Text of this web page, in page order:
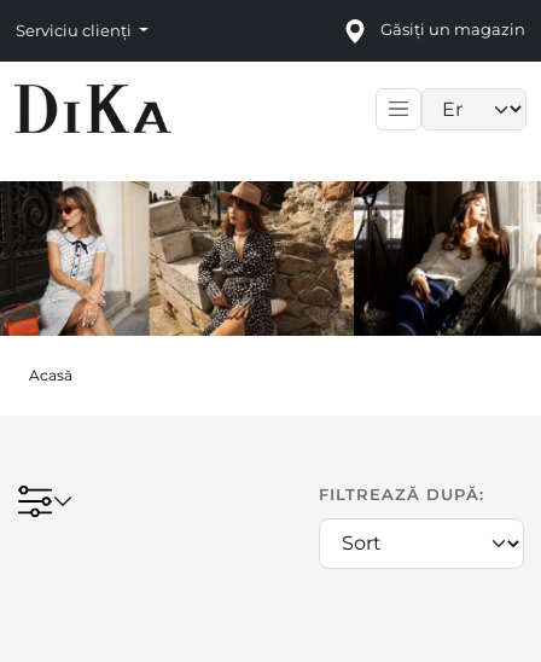
Serviciu clienți Găsiți un magazin
Acasă
FILTREAZĂ DUPĂ: